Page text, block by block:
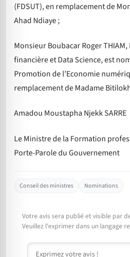
(FDSUT), en remplacement de
Ahad Ndiaye ;
Monsieur Boubacar Roger
financière et Data Science, est
Promotion de l’Economie
remplacement de Madame
Amadou Moustapha Njekk SARRE
Le Ministre de la Formation
Porte-Parole du Gouvernement
Conseil des ministres Nominations
Votre avis sera publié et visible par
Veuillez l'exprimer dans un langage
Commentaire